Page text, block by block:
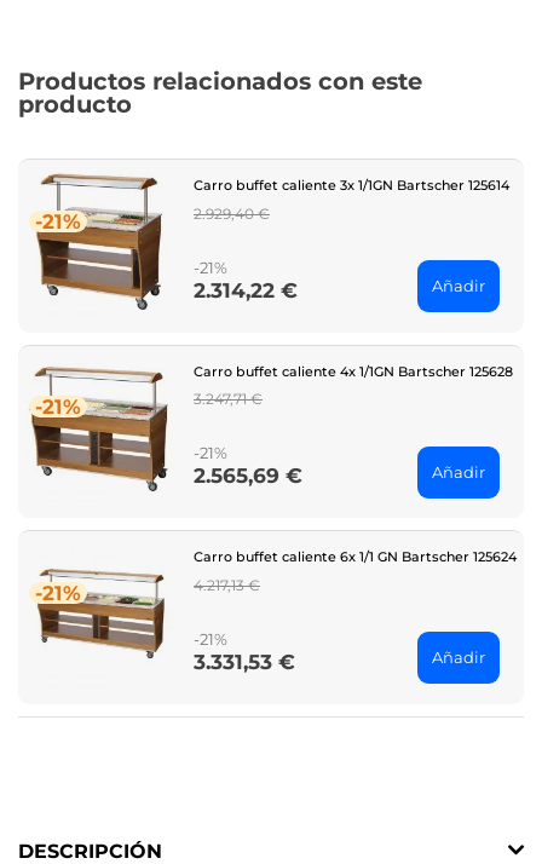
Productos relacionados con este
producto
-21%
Carro buffet caliente 3x 1/1GN Bartscher 125614
Regular
2.929,40 €
-21%
Price
2.314,22 € Añadir
-21%
Carro buffet caliente 4x 1/1GN Bartscher 125628
Regular
3.247,71 €
-21%
Price
2.565,69 € Añadir
-21%
Carro buffet caliente 6x 1/1 GN Bartscher 125624
Regular
4.217,13 €
-21%
Price
3.331,53 € Añadir
DESCRIPCIÓN